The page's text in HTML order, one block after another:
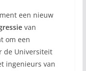
een nieuw
van
om een
de Universiteit
ingenieurs van